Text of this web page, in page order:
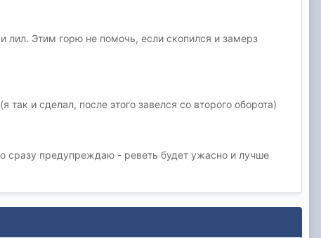
лил. Этим горю не помочь, если скопился и замерз
и сделал, после этого завелся со второго оборота)
сразу предупреждаю - реветь будет ужасно и лучше